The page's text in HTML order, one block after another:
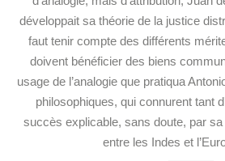
développait sa théorie de la justice
faut tenir compte des différents
doivent bénéficier des biens
usage de l’analogie que pratiqua
philosophiques, qui connurent tant
succès explicable, sans doute, par sa
entre les Indes et